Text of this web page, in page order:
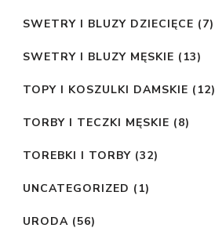
SWETRY I BLUZY DZIECIĘCE (7)
SWETRY I BLUZY MĘSKIE (13)
TOPY I KOSZULKI DAMSKIE (12)
TORBY I TECZKI MĘSKIE (8)
TOREBKI I TORBY (32)
UNCATEGORIZED (1)
URODA (56)